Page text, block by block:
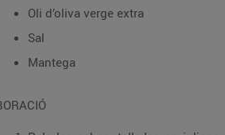
Oli d’oliva verge extra
Sal
Mantega